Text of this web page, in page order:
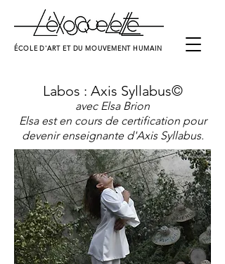
ÉCOLE D'ART ET DU MOUVEMENT HUMAIN
Labos : Axis Syllabus©
avec Elsa Brion
Elsa est en cours de certification pour
devenir enseignante d'Axis Syllabus.